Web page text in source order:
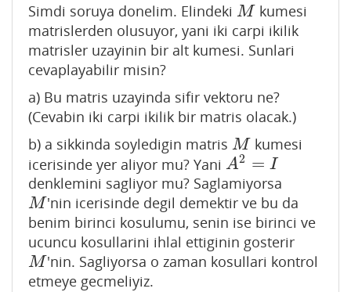
Simdi soruya donelim. Elindeki M
M kumesi
matrislerden olusuyor, yani iki carpi ikilik
matrisler uzayinin bir alt kumesi. Sunlari
cevaplayabilir misin?
a) Bu matris uzayinda sifir vektoru ne?
(Cevabin iki carpi ikilik bir matris olacak.)
b) a sikkinda soyledigin matris M
M kumesi
icerisinde yer aliyor mu? Yani A2 = I
A2= I
denklemini sagliyor mu? Saglamiyorsa
M
M 'nin icerisinde degil demektir ve bu da
benim birinci kosulumu, senin ise birinci ve
ucuncu kosullarini ihlal ettiginin gosterir
M
M 'nin. Sagliyorsa o zaman kosullari kontrol
etmeye gecmeliyiz.